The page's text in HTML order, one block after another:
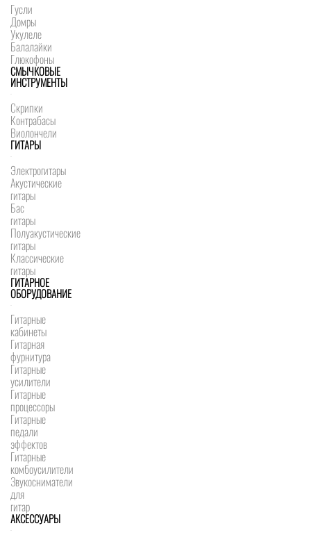
Гусли
Домры
Укулеле
Балалайки
Глюкофоны
СМЫЧКОВЫЕ
ИНСТРУМЕНТЫ
Скрипки
Контрабасы
Виолончели
ГИТАРЫ
Электрогитары
Акустические
гитары
Бас
гитары
Полуакустические
гитары
Классические
гитары
ГИТАРНОЕ
ОБОРУДОВАНИЕ
Гитарные
кабинеты
Гитарная
фурнитура
Гитарные
усилители
Гитарные
процессоры
Гитарные
педали
эффектов
Гитарные
комбоусилители
Звукосниматели
для
гитар
АКСЕССУАРЫ